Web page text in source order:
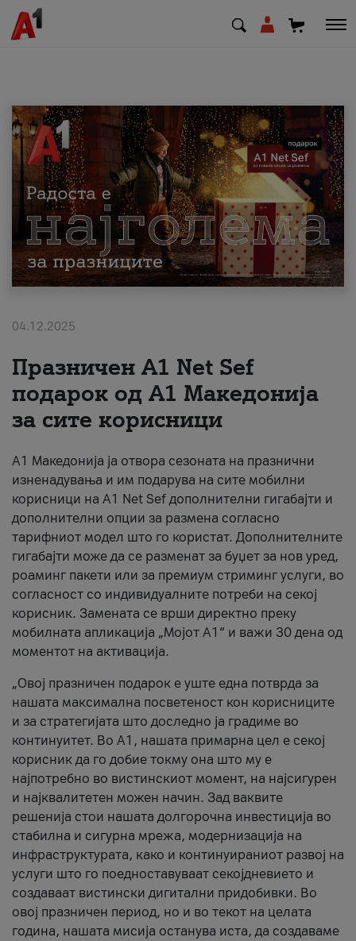
МК EN SQ
Приватни Деловни
Поддршка
Надополни кредит
За нас
#ПодобарОнлајн
04.12.2025
Празничен A1 Net Sеf
подарок од А1 Македонија
за сите корисници
А1 Македонија ја отвора сезоната на празнични
изненадувања и им подарува на сите мобилни
корисници на A1 Net Sef дополнителни гигабајти и
дополнителни опции за размена согласно
тарифниот модел што го користат. Дополнителните
гигабајти може да се разменат за буџет за нов уред,
роаминг пакети или за премиум стриминг услуги, во
согласност со индивидуалните потреби на секој
корисник. Замената се врши директно преку
мобилната апликација „Мојот А1“ и важи 30 дена од
моментот на активација.
„Овој празничен подарок е уште една потврда за
нашата максимална посветеност кон корисниците
и за стратегијата што доследно ја градиме во
континуитет. Во А1, нашата примарна цел е секој
корисник да го добие токму она што му е
најпотребно во вистинскиот момент, на најсигурен
и најквалитетен можен начин. Зад ваквите
решенија стои нашата долгорочна инвестиција во
стабилна и сигурна мрежа, модернизација на
инфраструктурата, како и континуираниот развој на
услуги што го поедноставуваат секојдневието и
создаваат вистински дигитални придобивки. Во
овој празничен период, но и во текот на целата
година, нашата мисија останува иста, да создаваме